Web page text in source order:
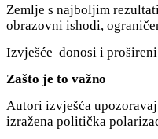
Zemlje s najboljim
obrazovni ishodi,
Izvješće donosi i prošireni
Zašto je to važno
Autori izvješća
izražena politička